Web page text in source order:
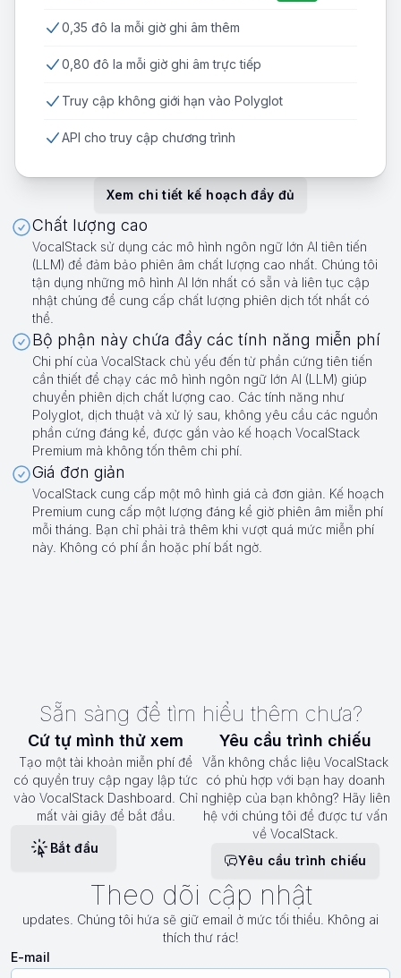
Chất lượng cao
VocalStack sử dụng các mô hình ngôn ngữ lớn AI tiên tiến
(LLM) để đảm bảo phiên âm chất lượng cao nhất. Chúng tôi
tận dụng những mô hình AI lớn nhất có sẵn và liên tục cập
nhật chúng để cung cấp chất lượng phiên dịch tốt nhất có
thể.
Bộ phận này chứa đầy các tính năng miễn phí
Chi phí của VocalStack chủ yếu đến từ phần cứng tiên tiến
cần thiết để chạy các mô hình ngôn ngữ lớn AI (LLM) giúp
chuyển phiên dịch chất lượng cao. Các tính năng như
Polyglot, dịch thuật và xử lý sau, không yêu cầu các nguồn
phần cứng đáng kể, được gắn vào kế hoạch VocalStack
Premium mà không tốn thêm chi phí.
Giá đơn giản
VocalStack cung cấp một mô hình giá cả đơn giản. Kế hoạch
Premium cung cấp một lượng đáng kể giờ phiên âm miễn phí
mỗi tháng. Bạn chỉ phải trả thêm khi vượt quá mức miễn phí
này. Không có phí ẩn hoặc phí bất ngờ.
0,35 đô la mỗi giờ ghi âm thêm
0,80 đô la mỗi giờ ghi âm trực tiếp
Truy cập không giới hạn vào Polyglot
API cho truy cập chương trình
Xem chi tiết kế hoạch đầy đủ
Sẵn sàng để tìm hiểu thêm chưa?
Cứ tự mình thử xem
Tạo một tài khoản miễn phí để
có quyền truy cập ngay lập tức
vào VocalStack Dashboard. Chỉ
mất vài giây để bắt đầu.
Bắt đầu
Yêu cầu trình chiếu
Vẫn không chắc liệu VocalStack
có phù hợp với bạn hay doanh
nghiệp của bạn không? Hãy liên
hệ với chúng tôi để được tư vấn
về VocalStack.
Yêu cầu trình chiếu
E-mail
Theo dõi cập nhật
updates. Chúng tôi hứa sẽ giữ email ở mức tối thiểu. Không ai
thích thư rác!